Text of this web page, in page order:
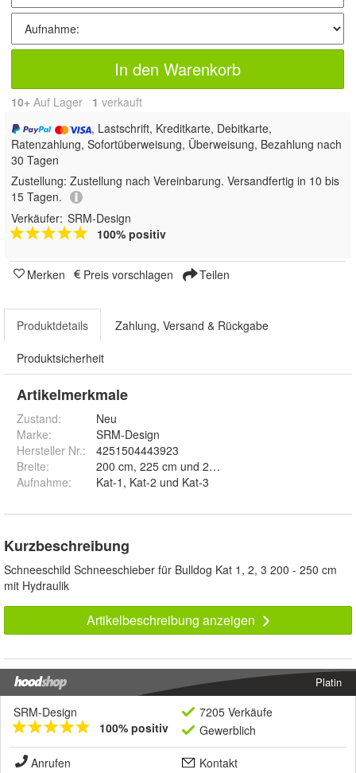
In den Warenkorb
10+ Auf Lager 1 verkauft
, Lastschrift, Kreditkarte, Debitkarte,
Ratenzahlung, Sofortüberweisung, Überweisung, Bezahlung nach
30 Tagen
Zustellung: Zustellung nach Vereinbarung. Versandfertig in 10 bis
15 Tagen.
Verkäufer: SRM-Design
100% positiv
Merken Preis vorschlagen Teilen
Produktdetails Zahlung, Versand & Rückgabe
Produktsicherheit
Artikelmerkmale
Zustand:
Neu
Marke:
SRM-Design
Hersteller Nr.:
4251504443923
Breite:
200 cm, 225 cm und 250 cm
Aufnahme: Kat-1, Kat-2 und Kat-3
Kurzbeschreibung
Schneeschild Schneeschieber für Bulldog Kat 1, 2, 3 200 - 250 cm
mit Hydraulik
Artikelbeschreibung anzeigen
Platin
SRM-Design
100% positiv
7205 Verkäufe
Gewerblich
Anrufen
Kontakt